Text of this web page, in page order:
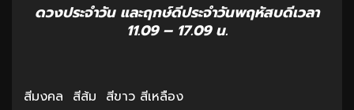
ดวงประจำวัน และฤกษ์ดีประจำวันพฤหัสบดีเวลา
11.09 – 17.09 น.
สีมงคล สีส้ม สีขาว สีเหลือง